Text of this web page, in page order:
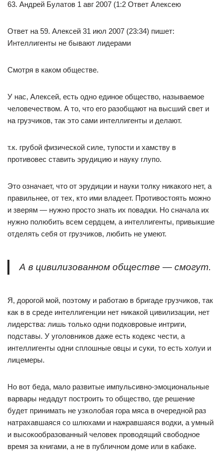
63. Андрей Булатов 1 авг 2007 (1:2 Ответ Алексею
Ответ на 59. Алексей 31 июл 2007 (23:34) пишет:
Интеллигенты не бывают лидерами
Смотря в каком обществе.
У нас, Алексей, есть одно единое общество, называемое
человечеством. А то, что его разобщают на высший свет и
на грузчиков, так это сами интеллигенты и делают.
т.к. грубой физической силе, тупости и хамству в
противовес ставить эрудицию и науку глупо.
Это означает, что от эрудиции и науки толку никакого нет, а
правильнее, от тех, кто ими владеет. Противостоять можно
и зверям — нужно просто знать их повадки. Но сначала их
нужно полюбить всем сердцем, а интеллигенты, привыкшие
отделять себя от грузчиков, любить не умеют.
А в цивилизованном обществе — смогут.
Я, дорогой мой, поэтому и работаю в бригаде грузчиков, так
как в в среде интеллигенции нет никакой цивилизации, нет
лидерства: лишь только одни подковровые интриги,
подставы. У уголовников даже есть кодекс чести, а
интеллигенты одни сплошные овцы и суки, то есть холуи и
лицемеры.
Но вот беда, мало развитые импульсивно-эмоциональные
варвары недадут построить то общество, где решение
будет принимать не узколобая гора мяса в очередной раз
натрахавшаяся со шлюхами и нажравшаяся водки, а умный
и высокообразованный человек проводящий свободное
время за книгами, а не в публичном доме или в кабаке.